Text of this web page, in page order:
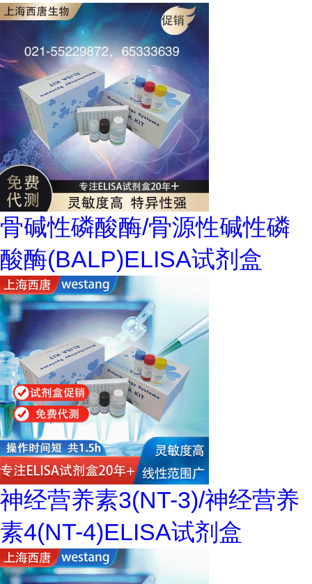
骨碱性磷酸酶/骨源性碱性磷
酸酶(BALP)ELISA试剂盒
神经营养素3(NT-3)/神经营养
素4(NT-4)ELISA试剂盒